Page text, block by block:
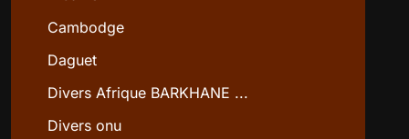
Cambodge
Daguet
Divers Afrique BARKHANE ...
Divers onu